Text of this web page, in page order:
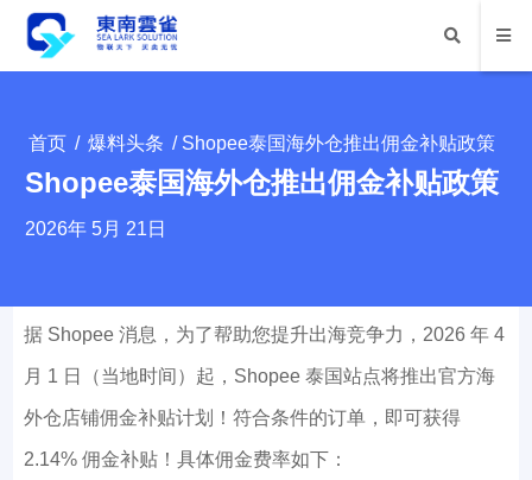
首页 / 爆料头条 / Shopee泰国海外仓推出佣金补贴政策
Shopee泰国海外仓推出佣金补贴政策
2026年 5月 21日
据 Shopee 消息，为了帮助您提升出海竞争力，2026 年 4
月 1 日（当地时间）起，Shopee 泰国站点将推出官方海
外仓店铺佣金补贴计划！符合条件的订单，即可获得
2.14% 佣金补贴！具体佣金费率如下：